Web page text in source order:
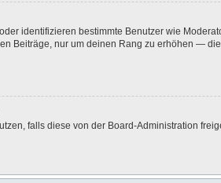
identifizieren bestimmte Benutzer wie
Beiträge, nur um deinen Rang zu erhöhen —
falls diese von der Board-Administration